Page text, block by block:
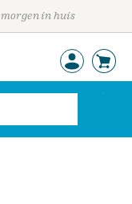
in huis